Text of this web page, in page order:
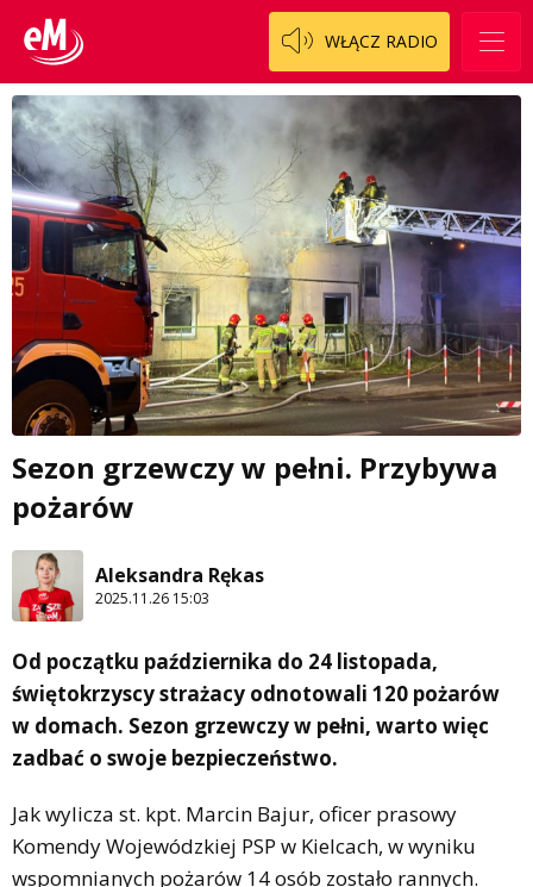
WŁĄCZ RADIO
Sezon grzewczy w pełni. Przybywa
pożarów
Aleksandra Rękas
2025.11.26 15:03
Od początku października do 24 listopada,
świętokrzyscy strażacy odnotowali 120 pożarów
w domach. Sezon grzewczy w pełni, warto więc
zadbać o swoje bezpieczeństwo.
Jak wylicza st. kpt. Marcin Bajur, oficer prasowy
Komendy Wojewódzkiej PSP w Kielcach, w wyniku
wspomnianych pożarów 14 osób zostało rannych.